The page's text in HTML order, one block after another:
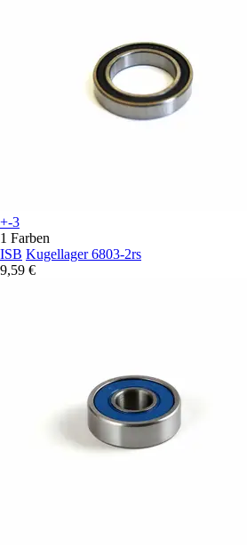
+-3
1 Farben
ISB Kugellager 6803-2rs
9,59 €